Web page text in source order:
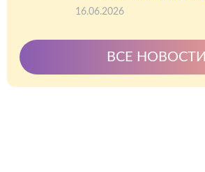
16.06.2026
ВСЕ НОВОСТИ